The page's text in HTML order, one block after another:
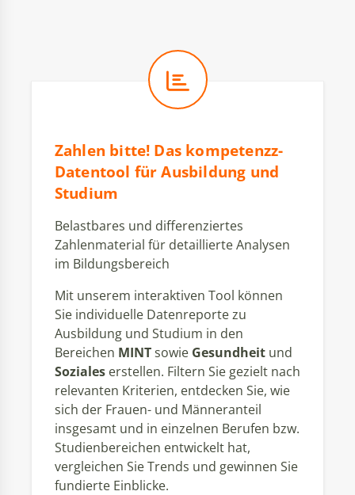
Zahlen bitte! Das kompetenzz-
Datentool für Ausbildung und
Studium
Belastbares und differenziertes
Zahlenmaterial für detaillierte Analysen
im Bildungsbereich
Mit unserem interaktiven Tool können
Sie individuelle Datenreporte zu
Ausbildung und Studium in den
Bereichen MINTsowie Gesundheitund
Sozialeserstellen. Filtern Sie gezielt nach
relevanten Kriterien, entdecken Sie, wie
sich der Frauen- und Männeranteil
insgesamt und in einzelnen Berufen bzw.
Studienbereichen entwickelt hat,
vergleichen Sie Trends und gewinnen Sie
fundierte Einblicke.